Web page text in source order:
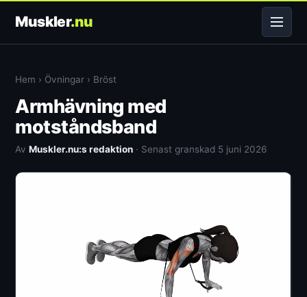
Muskler.nu
Hem › Övningar › Bröst
Armhävning med
motståndsband
AvMuskler.nu:s redaktion · Senast granskad 5 juni 2026